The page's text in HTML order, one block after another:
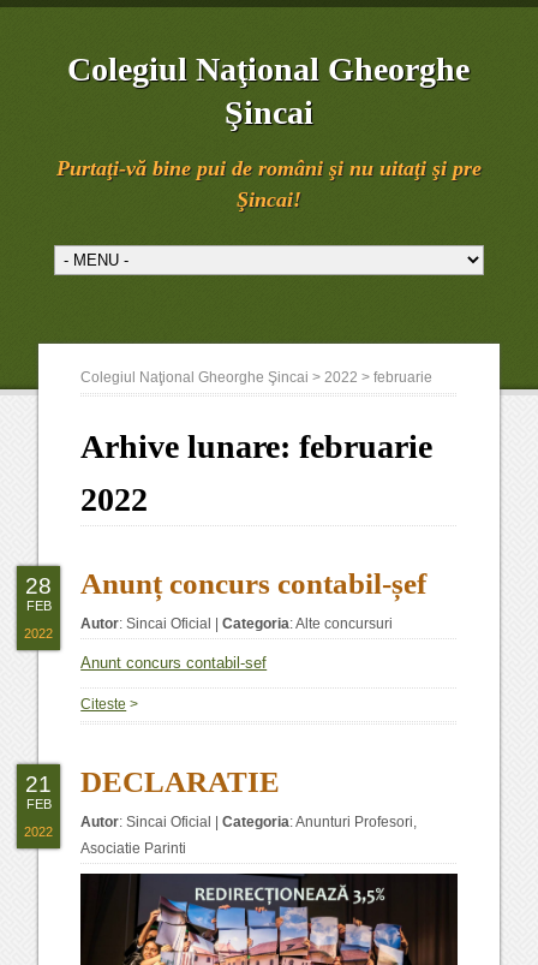
Colegiul Naţional Gheorghe
Şincai
Purtaţi-vă bine pui de români şi nu uitaţi şi pre
Şincai!
Colegiul Naţional Gheorghe Şincai >2022 >februarie
Arhive lunare:februarie
2022
Anunț concurs contabil-șef
Autor:Sincai Oficial |Categoria:Alte concursuri
Anunt concurs contabil-sef
Citeste >
28
FEB
2022
DECLARATIE
Autor:Sincai Oficial |Categoria:Anunturi Profesori,
Asociatie Parinti
21
FEB
2022